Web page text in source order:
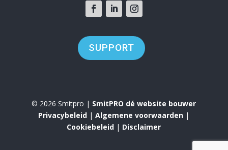
SUPPORT
© 2026 Smitpro | SmitPRO dé website bouwer
Privacybeleid |Algemene voorwaarden |
Cookiebeleid | Disclaimer